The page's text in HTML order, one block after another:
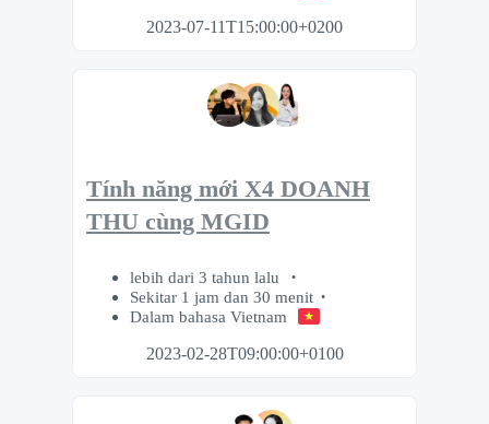
2023-07-11T15:00:00+0200
Tính năng mới X4 DOANH
THU cùng MGID
lebih dari 3 tahun lalu
Sekitar 1 jam dan 30 menit
Dalam bahasa Vietnam
2023-02-28T09:00:00+0100